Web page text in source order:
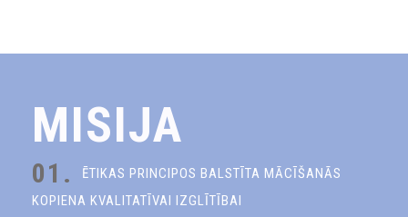
MISIJA
01.
ĒTIKAS PRINCIPOS BALSTĪTA MĀCĪŠANĀS
KOPIENA KVALITATĪVAI IZGLĪTĪBAI